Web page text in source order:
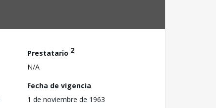
Prestatario 2
N/A
Fecha de vigencia
1 de noviembre de 1963